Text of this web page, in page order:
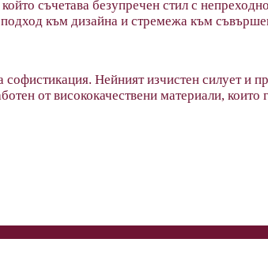
съчетава безупречен стил с
към дизайна и стремежа към
Нейният изчистен силует и
от висококачествени материали, които